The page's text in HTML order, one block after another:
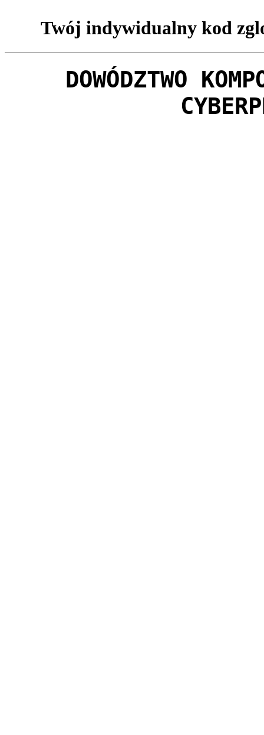
Twój indywidualny kod
DOWÓDZTWO